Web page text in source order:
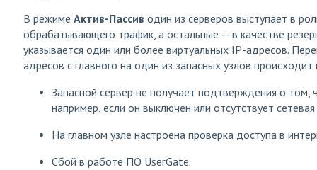
В режиме Актив-Пассив один из серверов выступает в
обрабатывающего трафик, а остальные — в качестве
указывается один или более виртуальных IP-адресов.
адресов с главного на один из запасных узлов
Запасной сервер не получает подтверждения о том,
например, если он выключен или отсутствует
На главном узле настроена проверка доступа в
Сбой в работе ПО UserGate.